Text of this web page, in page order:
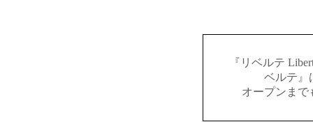
『リベルテ
ベルテ』
オープンまで